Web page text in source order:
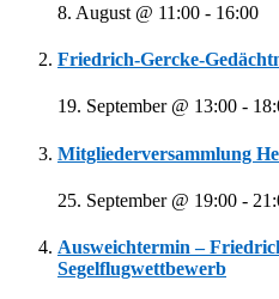
8. August @ 11:00 - 16:00
Friedrich-Gercke-
19. September @ 13:00 -
Mitgliederversammlung
25. September @ 19:00 -
Ausweichtermin –
Segelflugwettbewerb